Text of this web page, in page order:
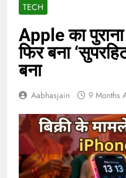
TECH
Apple का
फिर बना
बना
Aabhasjain 9 Months